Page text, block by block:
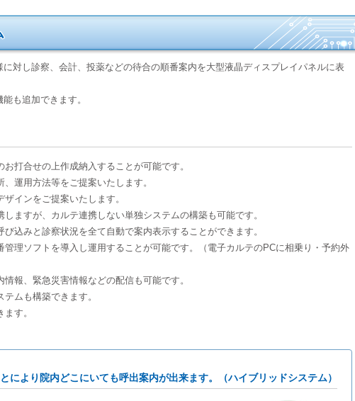
対し診察、会計、投薬などの待合の順番案内を大型液晶ディスプレイパネルに表
も追加できます。
打合せの上作成納入することが可能です。
運用方法等をご提案いたします。
インをご提案いたします。
ますが、カルテ連携しない単独システムの構築も可能です。
込みと診察状況を全て自動で案内表示することができます。
管理ソフトを導入し運用することが可能です。（電子カルテのPCに相乗り・予約外
報、緊急災害情報などの配信も可能です。
ムも構築できます。
す。
により院内どこにいても呼出案内が出来ます。（ハイブリッドシステム）